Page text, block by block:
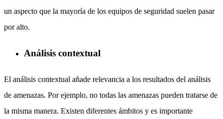
un aspecto que la mayoría de los equipos de seguridad suelen pasar
por alto.
Análisis contextual
El análisis contextual añade relevancia a los resultados del análisis
de amenazas. Por ejemplo, no todas las amenazas pueden tratarse de
la misma manera. Existen diferentes ámbitos y es importante